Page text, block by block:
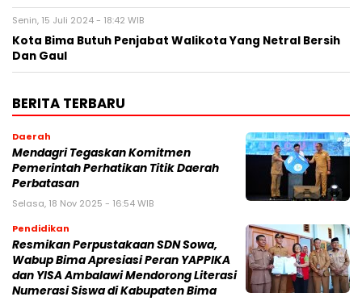
Senin, 15 Juli 2024 - 18:42 WIB
Kota Bima Butuh Penjabat Walikota Yang Netral Bersih
Dan Gaul
BERITA TERBARU
Daerah
Mendagri Tegaskan Komitmen
Pemerintah Perhatikan Titik Daerah
Perbatasan
Selasa, 18 Nov 2025 - 16:54 WIB
Pendidikan
Resmikan Perpustakaan SDN Sowa,
Wabup Bima Apresiasi Peran YAPPIKA
dan YISA Ambalawi Mendorong Literasi
Numerasi Siswa di Kabupaten Bima